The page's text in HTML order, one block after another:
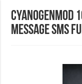
CyanogenMod
Message SMS